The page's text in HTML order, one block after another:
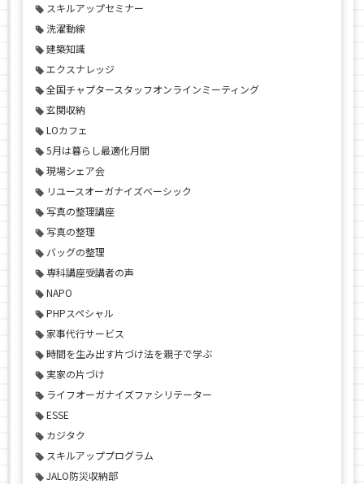
スキルアップセミナー
洗濯動線
建築知識
エクスナレッジ
全国チャプタースタッフオンラインミーティング
玄関収納
LOカフェ
5月は暮らし最適化月間
現場シェア会
リユースオーガナイズベーシック
写真の整理講座
写真の整理
バッグの整理
専科講座受講者の声
NAPO
PHPスペシャル
家事代行サービス
時間を生み出す片づけ法を親子で学ぶ
実家の片づけ
ライフオーガナイズファシリテーター
ESSE
カジタク
スキルアッププログラム
JALO防災収納部